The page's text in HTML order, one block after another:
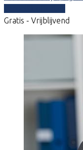
Gratis - Vrijblijvend